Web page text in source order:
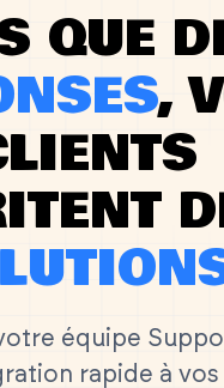
QUE
,
équipe
rapide à vos